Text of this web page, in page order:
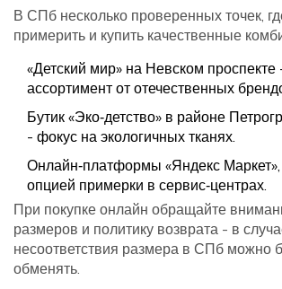
В СПб несколько проверенных точек,
примерить и купить качественные
«Детский мир» на Невском
ассортимент от отечественных
Бутик «Эко‑детство» в районе
- фокус на экологичных тканях.
Онлайн‑платформы «Яндекс Маркет»,
опцией примерки в сервис‑центрах.
При покупке онлайн обращайте
размеров и политику возврата - в
несоответствия размера в СПб можно
обменять.